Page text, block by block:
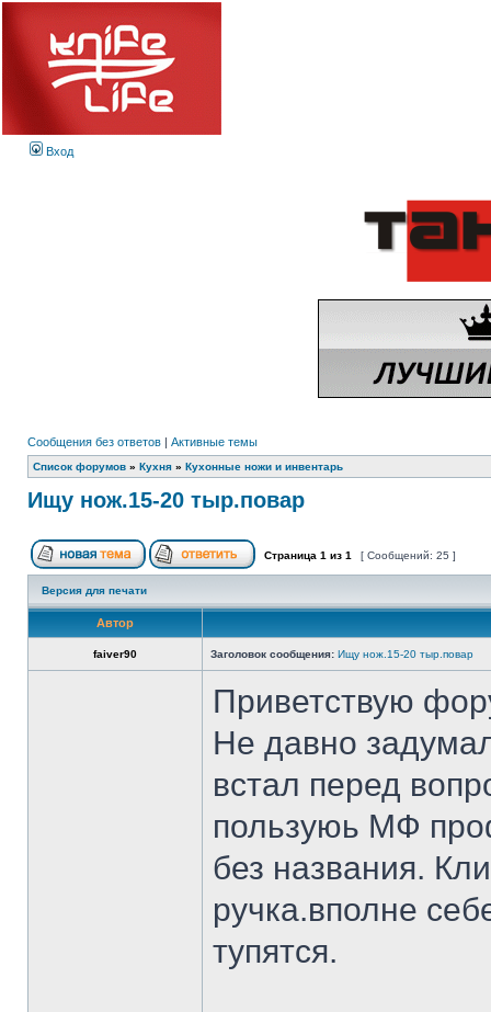
Вход
Сообщения без ответов | Активные темы
Список форумов » Кухня » Кухонные ножи и инвентарь
Ищу нож.15-20 тыр.повар
Страница 1 из 1 [ Сообщений: 25 ]
Версия для печати
Автор
faiver90 Заголовок сообщения: Ищу нож.15-20 тыр.повар
Приветствую
Не давно
встал перед
пользуюь МФ
без названия.
ручка.вполне
тупятся.